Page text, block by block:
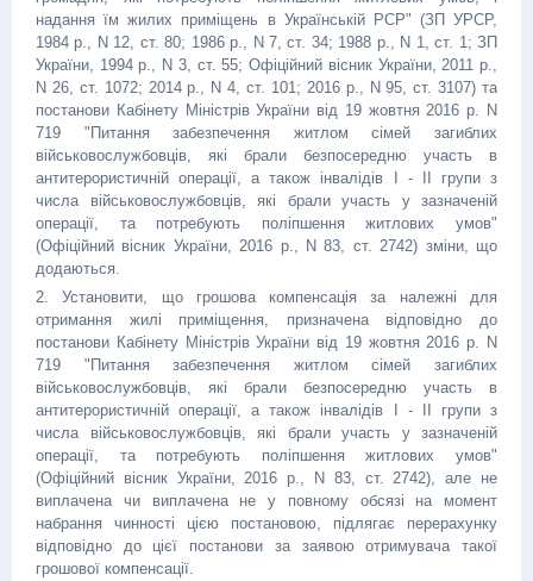
надання їм жилих приміщень в Українській РСР" (ЗП УРСР,
1984 р., N 12, ст. 80; 1986 р., N 7, ст. 34; 1988 р., N 1, ст. 1; ЗП
України, 1994 р., N 3, ст. 55; Офіційний вісник України, 2011 р.,
N 26, ст. 1072; 2014 р., N 4, ст. 101; 2016 р., N 95, ст. 3107) та
постанови Кабінету Міністрів України від 19 жовтня 2016 р. N
719 "Питання забезпечення житлом сімей загиблих
військовослужбовців, які брали безпосередню участь в
антитерористичній операції, а також інвалідів I - II групи з
числа військовослужбовців, які брали участь у зазначеній
операції, та потребують поліпшення житлових умов"
(Офіційний вісник України, 2016 р., N 83, ст. 2742) зміни, що
додаються.
2. Установити, що грошова компенсація за належні для
отримання жилі приміщення, призначена відповідно до
постанови Кабінету Міністрів України від 19 жовтня 2016 р. N
719 "Питання забезпечення житлом сімей загиблих
військовослужбовців, які брали безпосередню участь в
антитерористичній операції, а також інвалідів I - II групи з
числа військовослужбовців, які брали участь у зазначеній
операції, та потребують поліпшення житлових умов"
(Офіційний вісник України, 2016 р., N 83, ст. 2742), але не
виплачена чи виплачена не у повному обсязі на момент
набрання чинності цією постановою, підлягає перерахунку
відповідно до цієї постанови за заявою отримувача такої
грошової компенсації.